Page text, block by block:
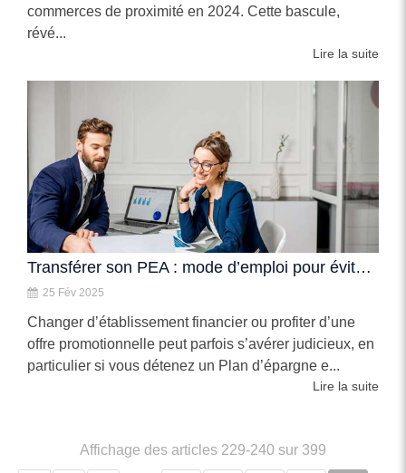
commerces de proximité en 2024. Cette bascule,
révé...
Lire la suite
Transférer son PEA : mode d’emploi pour éviter les mauvaises surprises
25 Fév 2025
Changer d’établissement financier ou profiter d’une
offre promotionnelle peut parfois s’avérer judicieux, en
particulier si vous détenez un Plan d’épargne e...
Lire la suite
Affichage des articles 229-240 sur 399